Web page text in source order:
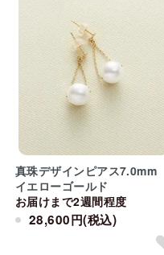
真珠デザインピアス7.0mm
イエローゴールド
お届けまで2週間程度
28,600円(税込)